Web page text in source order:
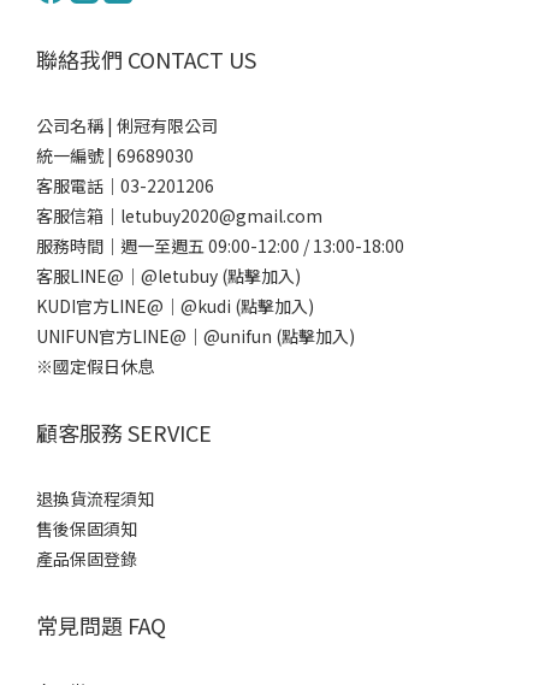
聯絡我們 CONTACT US
公司名稱 | 俐冠有限公司
統一編號 | 69689030
客服電話｜03-2201206
客服信箱｜letubuy2020@gmail.com
服務時間｜週一至週五 09:00-12:00 / 13:00-18:00
客服LINE@｜ @letubuy (點擊加入)
KUDI官方LINE@｜ @kudi (點擊加入)
UNIFUN官方LINE@｜ @unifun (點擊加入)
※國定假日休息
顧客服務 SERVICE
退換貨流程須知
售後保固須知
產品保固登錄
常見問題 FAQ